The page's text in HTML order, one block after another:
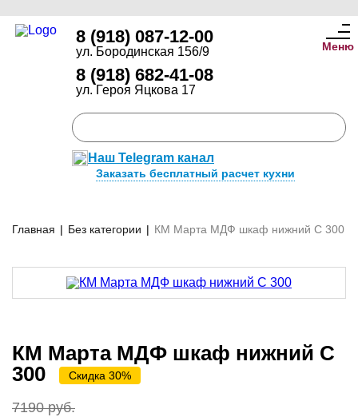
8 (918) 087-12-00
ул. Бородинская 156/9
8 (918) 682-41-08
ул. Героя Яцкова 17
Наш Telegram канал
Заказать бесплатный расчет кухни
Меню
Главная | Без категории | КМ Марта МДФ шкаф нижний С 300
КМ Марта МДФ шкаф нижний С
300
Скидка 30%
7190 руб.